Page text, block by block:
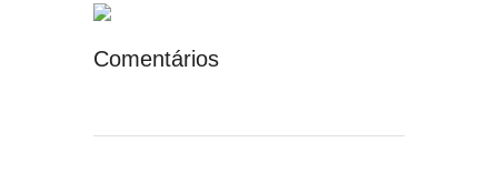
Comentários